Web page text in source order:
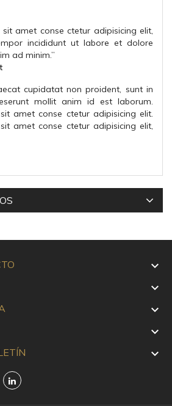
amet conse ctetur adipisicing elit,
incididunt ut labore et dolore
ad minim.”
cupidatat non proident, sunt in
mollit anim id est laborum.
amet conse ctetur adipisicing elit.
amet conse ctetur adipisicing elit,




